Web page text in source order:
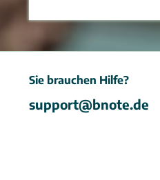
Sie brauchen Hilfe?
support@bnote.de